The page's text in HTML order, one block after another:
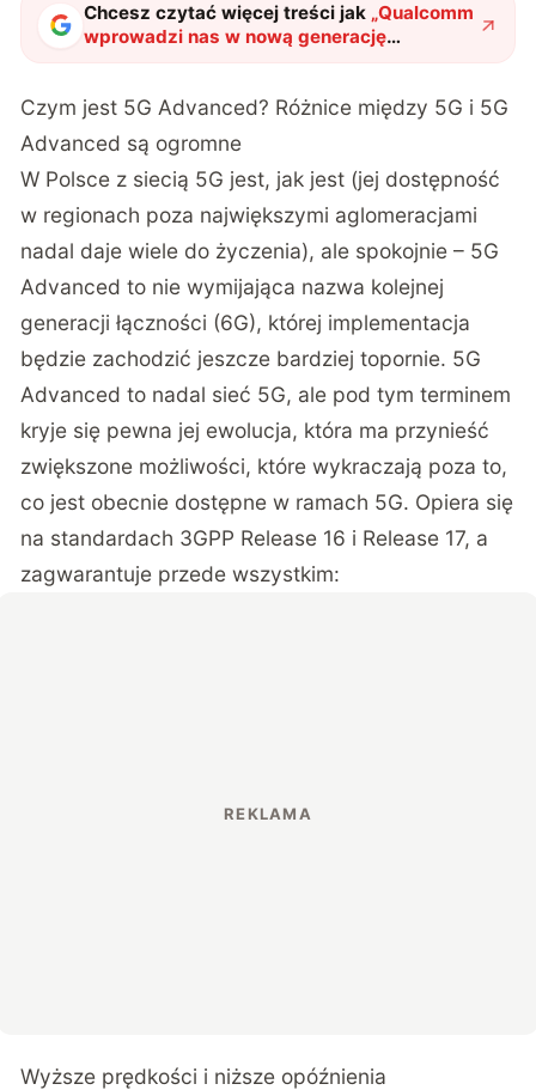
Chcesz czytać więcej treści jak „Qualcomm
wprowadzi nas w nową generację
łączności. Wszystko, co musisz wiedzieć o
Czym jest 5G Advanced? Różnice między 5G i 5G
Advanced są ogromne
W Polsce z siecią 5G jest, jak jest (jej dostępność
w regionach poza największymi aglomeracjami
nadal daje wiele do życzenia), ale spokojnie – 5G
Advanced to nie wymijająca nazwa kolejnej
generacji łączności (6G), której implementacja
będzie zachodzić jeszcze bardziej topornie. 5G
Advanced to nadal sieć 5G, ale pod tym terminem
kryje się pewna jej ewolucja, która ma przynieść
zwiększone możliwości, które wykraczają poza to,
co jest obecnie dostępne w ramach 5G. Opiera się
na standardach 3GPP Release 16 i Release 17, a
zagwarantuje przede wszystkim:
Wyższe prędkości i niższe opóźnienia